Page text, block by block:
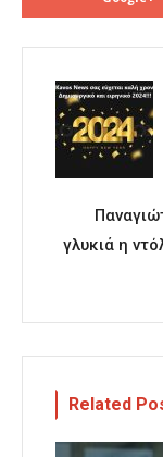
γλυκιά η
Related